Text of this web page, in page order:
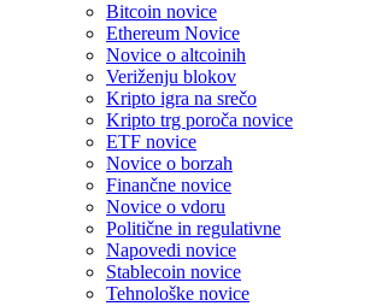
Bitcoin novice
Ethereum Novice
Novice o altcoinih
Veriženju blokov
Kripto igra na srečo
Kripto trg poroča novice
ETF novice
Novice o borzah
Finančne novice
Novice o vdoru
Politične in regulativne
Napovedi novice
Stablecoin novice
Tehnološke novice